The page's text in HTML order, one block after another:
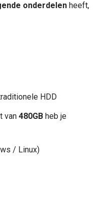
onderdelen heeft,
HDD
van 480GB heb je
/ Linux)